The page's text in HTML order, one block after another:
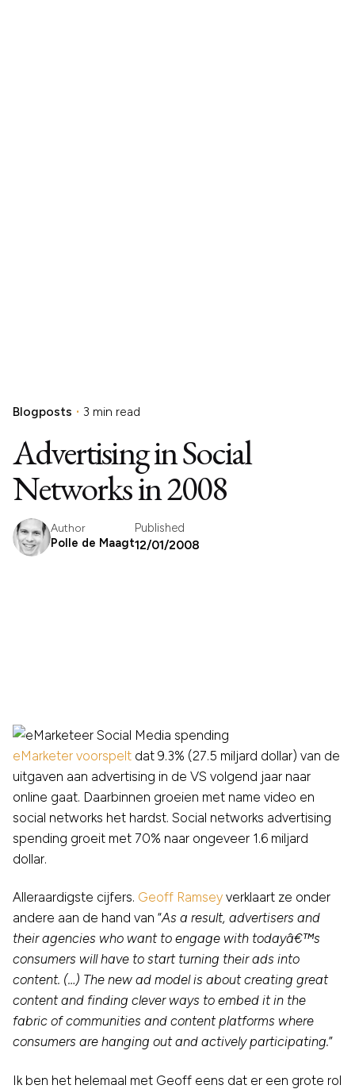
Blogposts 3 min read
Advertising in Social
Networks in 2008
Author
Polle de Maagt
Published
12/01/2008
eMarketer voorspelt dat 9.3% (27.5 miljard dollar) van de
uitgaven aan advertising in de VS volgend jaar naar
online gaat. Daarbinnen groeien met name video en
social networks het hardst. Social networks advertising
spending groeit met 70% naar ongeveer 1.6 miljard
dollar.
Alleraardigste cijfers. Geoff Ramsey verklaart ze onder
andere aan de hand van “As a result, advertisers and
their agencies who want to engage with todayâ€™s
consumers will have to start turning their ads into
content. (…) The new ad model is about creating great
content and finding clever ways to embed it in the
fabric of communities and content platforms where
consumers are hanging out and actively participating.”
Ik ben het helemaal met Geoff eens dat er een grote rol